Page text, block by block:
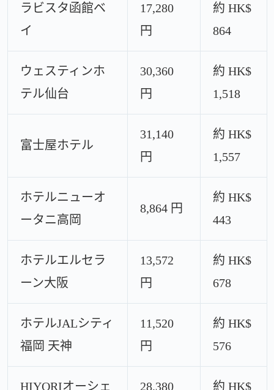
ラビスタ函館ベ
イ
17,280
円
約 HK$
864
ウェスティンホ
テル仙台
30,360
円
約 HK$
1,518
富士屋ホテル
31,140
円
約 HK$
1,557
ホテルニューオ
ータニ高岡
8,864 円
約 HK$
443
ホテルエルセラ
ーン大阪
13,572
円
約 HK$
678
ホテルJALシティ
福岡 天神
11,520
円
約 HK$
576
HIYORIオーシェ 28,380 約 HK$